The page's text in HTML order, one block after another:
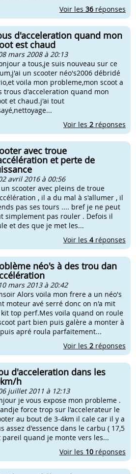
Voir les 36 réponses
d'acceleration quand mon
est chaud
mars 2008 à 20:13
a tous,je suis nouveau sur ce
un scooter néo's2006 débridé
voila mon probleme,mon scoot a
trous d'acceleration quand mon
et chaud.j'ai tout
Voir les 2 réponses
avec troue
et perte de
avril 2016 à 00:56
un scooter avec pleins de troue
, il a du mal à s'allumer , il
pas ses tours .... bref je ne peut
simplement pas rouler . Defois il
et des que je met les...
Voir les 4réponses
néo's à des trou dan
mars 2013 à 20:42
Alors voila mon frere a un néo's
moteur avé serré donc on n'a mit
top perf.Mes voila quand on roule
part bien puis galère a monter à
apré roula parfaitement...
Voir les 2 réponses
d'acceleration dans les
h
juillet 2011 à 12:13
je vous expose mon probleme .
force trop sur l'accelerateur le
au bout de 3-4km il cale car il y a
assez d'essence dans le carbu ( 17,5
pareil quand je monte vers les...
Voir les 10 réponses